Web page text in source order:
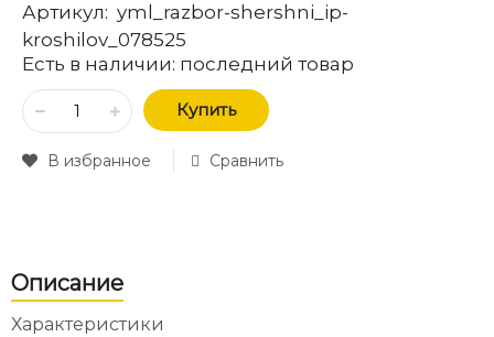
Артикул: yml_razbor-shershni_ip-
kroshilov_078525
Есть в наличии: последний товар
Купить
В избранное Сравнить
Описание
Характеристики